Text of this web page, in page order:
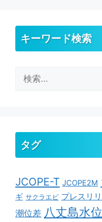
キーワード検索
索:
タグ
JCOPE-T JCOPE2M
ギ サクラエビ プレスリ
潮位差 八丈島水位